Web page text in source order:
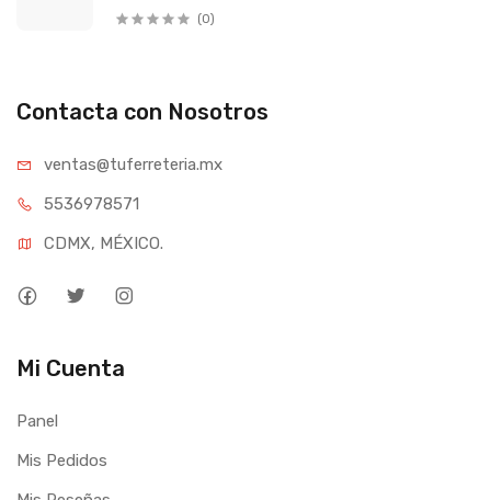
(0)
Contacta con Nosotros
ventas@tuferreteria.mx
5536978571
CDMX, MÉXICO.
Mi Cuenta
Panel
Mis Pedidos